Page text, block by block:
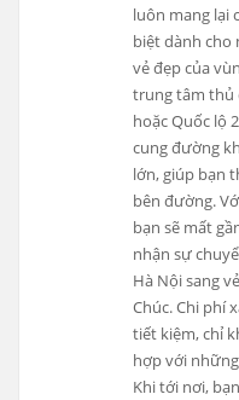
luôn mang lại
biệt dành cho
vẻ đẹp của
trung tâm thủ
hoặc Quốc lộ
cung đường
lớn, giúp bạn
bên đường.
bạn sẽ mất
nhận sự
Hà Nội sang
Chúc. Chi phí
tiết kiệm, chỉ
hợp với
Khi tới nơi,